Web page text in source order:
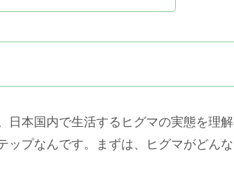
日本国内で生活するヒグマの実態を理解
ップなんです。まずは、ヒグマがどんな